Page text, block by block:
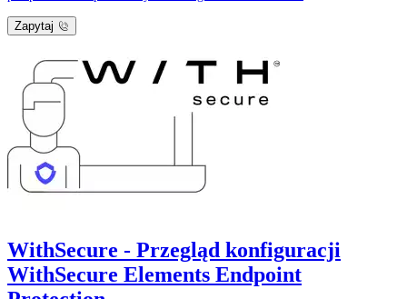
Zapytaj
WithSecure - Przegląd konfiguracji
WithSecure Elements Endpoint